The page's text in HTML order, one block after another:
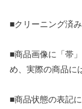
■クリーニング済み
■商品画像に「帯
め、実際の商品に
■商品状態の表記